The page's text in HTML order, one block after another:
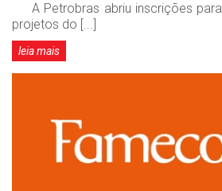
A Petrobras abriu inscrições
projetos do [...]
leia mais